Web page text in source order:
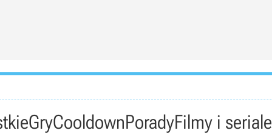
GryCooldownPoradyFilmy i seriale